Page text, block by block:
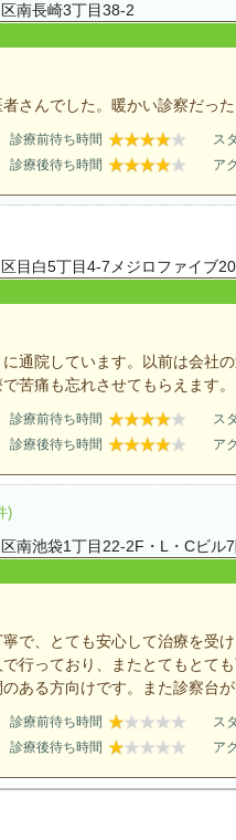
南長崎3丁目38-2
さんでした。暖かい診察だっ
診療前待ち時間
ス
診療後待ち時間 ア
目白5丁目4-7メジロファイブ
通院しています。以前は会社
苦痛も忘れさせてもらえます。
診療前待ち時間
ス
診療後待ち時間 ア
)
南池袋1丁目22-2F・L・Cビル
で、とても安心して治療を受
行っており、またとてもとて
ある方向けです。また診察台
診療前待ち時間
ス
診療後待ち時間 ア